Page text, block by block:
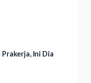
Ini Dia